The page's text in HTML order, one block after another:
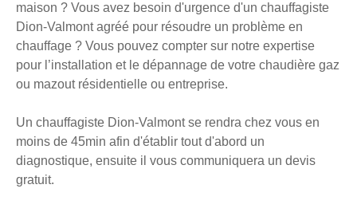
maison ? Vous avez besoin d'urgence d'un chauffagiste
Dion-Valmont agréé pour résoudre un problème en
chauffage ? Vous pouvez compter sur notre expertise
pour l’installation et le dépannage de votre chaudière gaz
ou mazout résidentielle ou entreprise.
Un chauffagiste Dion-Valmont se rendra chez vous en
moins de 45min afin d'établir tout d'abord un
diagnostique, ensuite il vous communiquera un devis
gratuit.